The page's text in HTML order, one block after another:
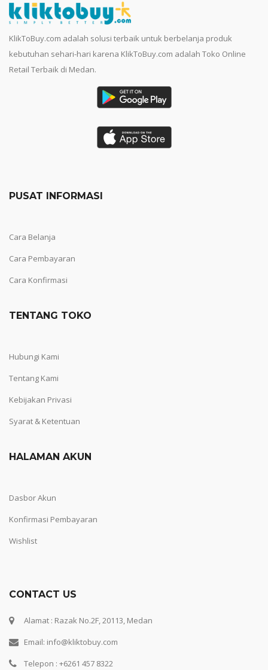
KlikToBuy.com adalah solusi terbaik untuk berbelanja produk
kebutuhan sehari-hari karena KlikToBuy.com adalah Toko Online
Retail Terbaik di Medan.
PUSAT INFORMASI
Cara Belanja
Cara Pembayaran
Cara Konfirmasi
TENTANG TOKO
Hubungi Kami
Tentang Kami
Kebijakan Privasi
Syarat & Ketentuan
HALAMAN AKUN
Dasbor Akun
Konfirmasi Pembayaran
Wishlist
CONTACT US
Alamat : Razak No.2F, 20113, Medan
Email: info@kliktobuy.com
Telepon : +6261 457 8322